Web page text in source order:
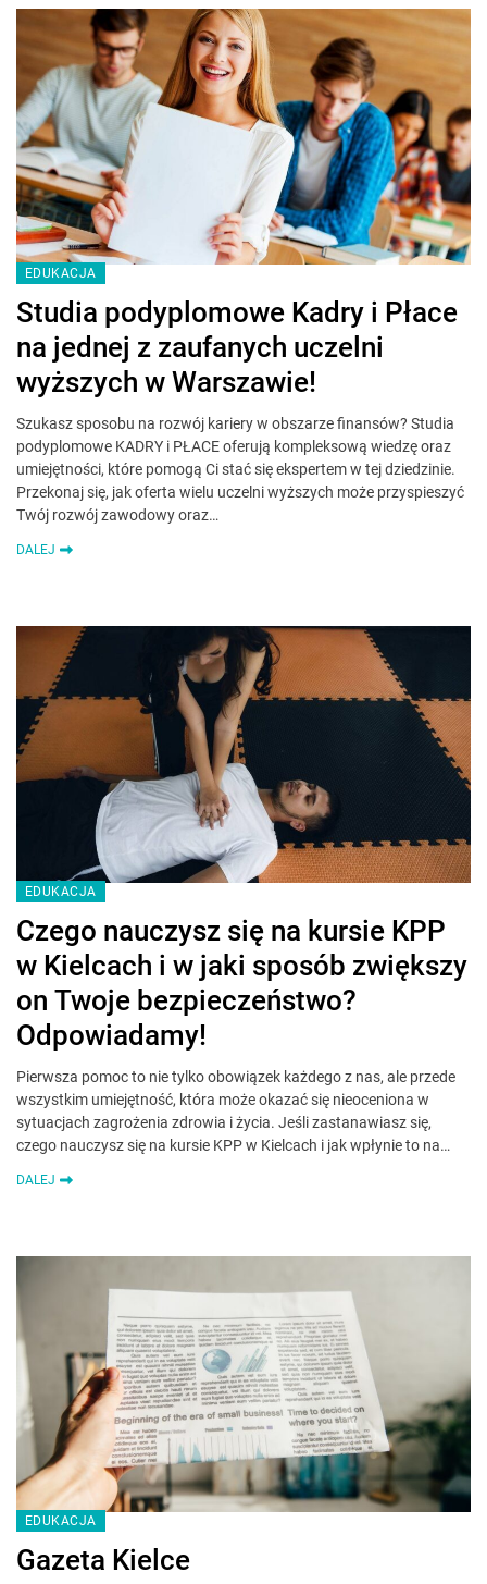
EDUKACJA
Studia podyplomowe Kadry i Płace
na jednej z zaufanych uczelni
wyższych w Warszawie!
Szukasz sposobu na rozwój kariery w obszarze finansów? Studia
podyplomowe KADRY i PŁACE oferują kompleksową wiedzę oraz
umiejętności, które pomogą Ci stać się ekspertem w tej dziedzinie.
Przekonaj się, jak oferta wielu uczelni wyższych może przyspieszyć
Twój rozwój zawodowy oraz…
DALEJ
EDUKACJA
Czego nauczysz się na kursie KPP
w Kielcach i w jaki sposób zwiększy
on Twoje bezpieczeństwo?
Odpowiadamy!
Pierwsza pomoc to nie tylko obowiązek każdego z nas, ale przede
wszystkim umiejętność, która może okazać się nieoceniona w
sytuacjach zagrożenia zdrowia i życia. Jeśli zastanawiasz się,
czego nauczysz się na kursie KPP w Kielcach i jak wpłynie to na…
DALEJ
EDUKACJA
Gazeta Kielce